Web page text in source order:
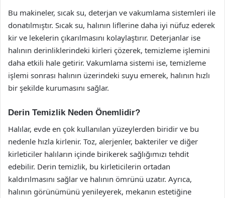
Bu makineler, sıcak su, deterjan ve vakumlama sistemleri ile
donatılmıştır. Sıcak su, halının liflerine daha iyi nüfuz ederek
kir ve lekelerin çıkarılmasını kolaylaştırır. Deterjanlar ise
halının derinliklerindeki kirleri çözerek, temizleme işlemini
daha etkili hale getirir. Vakumlama sistemi ise, temizleme
işlemi sonrası halının üzerindeki suyu emerek, halının hızlı
bir şekilde kurumasını sağlar.
Derin Temizlik Neden Önemlidir?
Halılar, evde en çok kullanılan yüzeylerden biridir ve bu
nedenle hızla kirlenir. Toz, alerjenler, bakteriler ve diğer
kirleticiler halıların içinde birikerek sağlığımızı tehdit
edebilir. Derin temizlik, bu kirleticilerin ortadan
kaldırılmasını sağlar ve halının ömrünü uzatır. Ayrıca,
halının görünümünü yenileyerek, mekanın estetiğine